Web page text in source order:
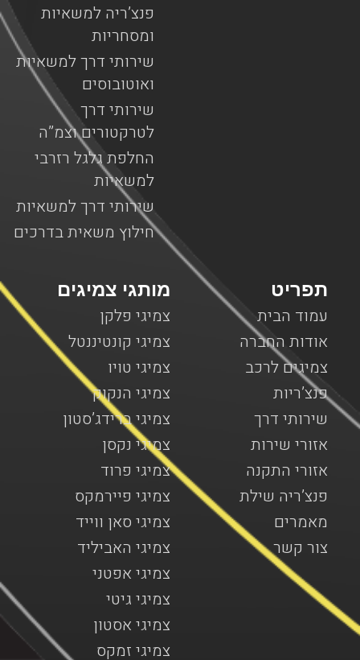
פנצ’ריה למשאיות
ומסחריות
שירותי דרך למשאיות
ואוטובוסים
שירותי דרך
לטרקטורים וצמ”ה
החלפת גלגל רזרבי
למשאיות
שירותי דרך למשאיות
חילוץ משאית בדרכים
מותגי צמיגים
צמיגי פלקן
צמיגי קונטיננטל
צמיגי טויו
צמיגי הנקוק
צמיגי ברידג’סטון
צמיגי נקסן
צמיגי פרוד
צמיגי פיירמקס
צמיגי סאן ווייד
צמיגי האביליד
צמיגי אפטני
צמיגי גיטי
צמיגי אסטון
צמיגי זמקס
תפריט
עמוד הבית
אודות החברה
צמיגים לרכב
פנצ’ריות
שירותי דרך
אזורי שירות
אזורי התקנה
פנצ’ריה שילת
מאמרים
צור קשר